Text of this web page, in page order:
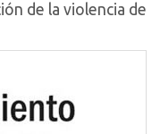
de la violencia de